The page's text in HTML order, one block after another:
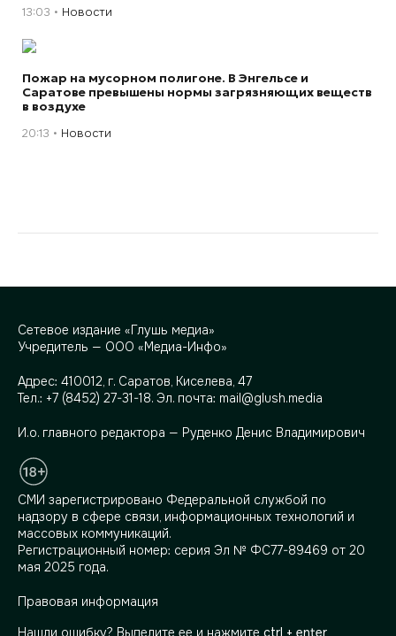
13:03 Новости
Пожар на мусорном полигоне. В Энгельсе и
Саратове превышены нормы загрязняющих веществ
в воздухе
20:13 Новости
Сетевое издание «Глушь медиа»
Учредитель — ООО «Медиа-Инфо»
Адрес: 410012, г. Саратов, Киселева, 47
Тел.: +7 (8452) 27-31-18. Эл. почта: mail@glush.media
И.о. главного редактора — Руденко Денис Владимирович
СМИ зарегистрировано Федеральной службой по
надзору в сфере связи, информационных технологий и
массовых коммуникаций.
Регистрационный номер: серия Эл № ФС77-89469 от 20
мая 2025 года.
Правовая информация
Нашли ошибку? Выделите ее и нажмите ctrl + enter